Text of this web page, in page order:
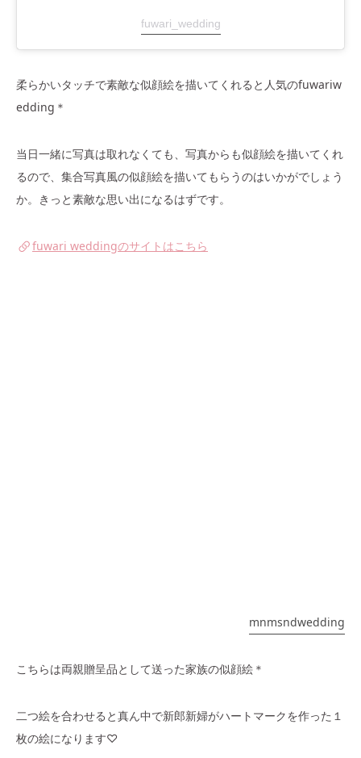
fuwari_wedding
柔らかいタッチで素敵な似顔絵を描いてくれると人気のfuwariw
edding＊
当日一緒に写真は取れなくても、写真からも似顔絵を描いてくれ
るので、集合写真風の似顔絵を描いてもらうのはいかがでしょう
か。きっと素敵な思い出になるはずです。
fuwari weddingのサイトはこちら
mnmsndwedding
こちらは両親贈呈品として送った家族の似顔絵＊
二つ絵を合わせると真ん中で新郎新婦がハートマークを作った１
枚の絵になります♡